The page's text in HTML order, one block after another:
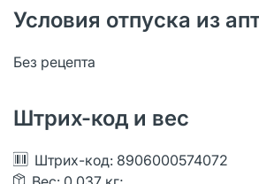
Условия отпуска из
Без рецепта
Штрих-код и вес
Штрих-код: 8906000574072